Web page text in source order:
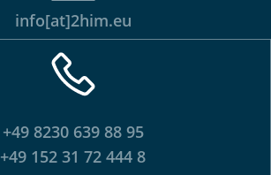
info[at]2him.eu
+49 8230 639 88 95
+49 152 31 72 444 8